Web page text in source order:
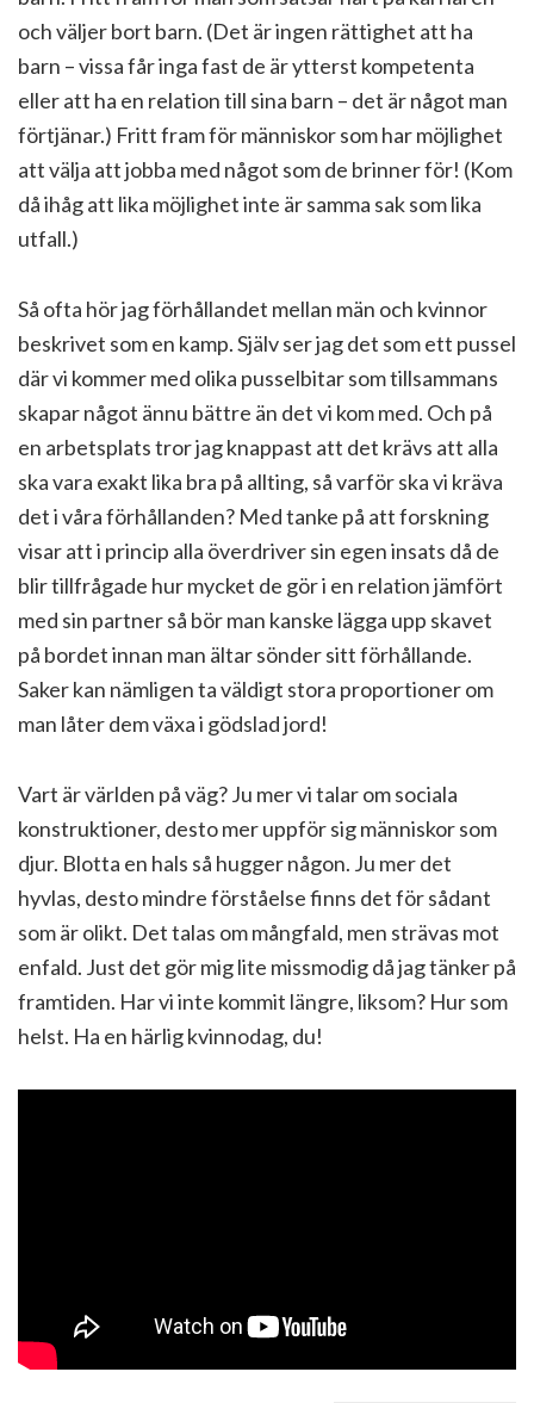
och väljer bort barn. (Det är ingen rättighet att ha
barn – vissa får inga fast de är ytterst kompetenta
eller att ha en relation till sina barn – det är något man
förtjänar.) Fritt fram för människor som har möjlighet
att välja att jobba med något som de brinner för! (Kom
då ihåg att lika möjlighet inte är samma sak som lika
utfall.)
Så ofta hör jag förhållandet mellan män och kvinnor
beskrivet som en kamp. Själv ser jag det som ett pussel
där vi kommer med olika pusselbitar som tillsammans
skapar något ännu bättre än det vi kom med. Och på
en arbetsplats tror jag knappast att det krävs att alla
ska vara exakt lika bra på allting, så varför ska vi kräva
det i våra förhållanden? Med tanke på att forskning
visar att i princip alla överdriver sin egen insats då de
blir tillfrågade hur mycket de gör i en relation jämfört
med sin partner så bör man kanske lägga upp skavet
på bordet innan man ältar sönder sitt förhållande.
Saker kan nämligen ta väldigt stora proportioner om
man låter dem växa i gödslad jord!
Vart är världen på väg? Ju mer vi talar om sociala
konstruktioner, desto mer uppför sig människor som
djur. Blotta en hals så hugger någon. Ju mer det
hyvlas, desto mindre förståelse finns det för sådant
som är olikt. Det talas om mångfald, men strävas mot
enfald. Just det gör mig lite missmodig då jag tänker på
framtiden. Har vi inte kommit längre, liksom? Hur som
helst. Ha en härlig kvinnodag, du!